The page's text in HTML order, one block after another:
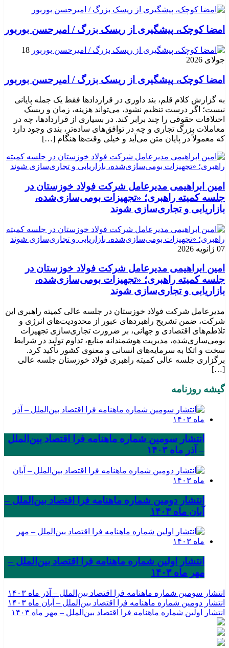
امضا کوچک، پیشگیری از ریسک بزرگ / امیرحسن بوربور
18
جولای 2026
امضا کوچک، پیشگیری از ریسک بزرگ / امیرحسن بوربور
به گزارش کلام قلم، بند داوری در قراردادها فقط یک جمله پایانی
نیست؛ اگر درست تنظیم نشود، می‌تواند هزینه، زمان و ریسک
اختلافات حقوقی را چند برابر کند. در بسیاری از قراردادها، چه در
معاملات بزرگ تجاری و چه در توافق‌های ساده‌تر، بندی وجود دارد
که معمولاً در پایان متن می‌آید و خیلی وقت‌ها هنگام […]
امین ابراهیمی مدیرعامل شرکت فولاد خوزستان در
جلسه کمیته راهبری؛ «تجهیزات بومی‌سازی‌شده،
بازاریابی و تجاری‌سازی شوند
07 ژانویه 2026
امین ابراهیمی مدیرعامل شرکت فولاد خوزستان در
جلسه کمیته راهبری؛ «تجهیزات بومی‌سازی‌شده،
بازاریابی و تجاری‌سازی شوند
مدیرعامل شرکت فولاد خوزستان در جلسه عالی کمیته راهبری این
شرکت، ضمن تشریح راهبردهای عبور از محدودیت‌های انرژی و
تلاطم‌های اقتصادی و جهانی، بر ضرورت تجاری‌سازی تجهیزات
بومی‌سازی‌شده، مدیریت هوشمندانه منابع، تداوم تولید در شرایط
سخت و اتکا به سرمایه‌های انسانی و معنوی کشور تأکید کرد.
برگزاری جلسه عالی کمیته راهبری فولاد خوزستان جلسه عالی
[…]
گیشه روزنامه
انتشار سومین شماره ماهنامه فرا اقتصاد بین‌الملل
– آذر ماه ۱۴۰۳
انتشار دومین شماره ماهنامه فرا اقتصاد بین‌الملل –
آبان ماه ۱۴۰۳
انتشار اولین شماره ماهنامه فرا اقتصاد بین‌الملل –
مهر ماه ۱۴۰۳
انتشار سومین شماره ماهنامه فرا اقتصاد بین‌الملل – آذر ماه ۱۴۰۳
انتشار دومین شماره ماهنامه فرا اقتصاد بین‌الملل – آبان ماه ۱۴۰۳
انتشار اولین شماره ماهنامه فرا اقتصاد بین‌الملل – مهر ماه ۱۴۰۳